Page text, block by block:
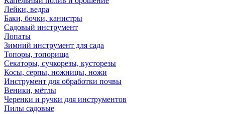
Лейки, ведра
Баки, бочки, канистры
Садовый инструмент
Лопаты
Зимний инструмент для сада
Топоры, топорища
Секаторы, сучкорезы, кусторезы
Косы, серпы, ножницы, ножи
Инструмент для обработки почвы
Веники, мётлы
Черенки и ручки для инструментов
Пилы садовые